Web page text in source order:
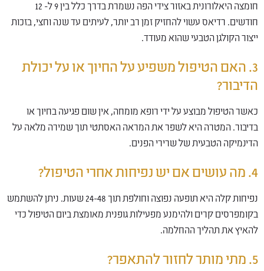
חומצה היאלורונית באזור צידי הפה נשמרת בדרך כלל בין 9 ל- 12
חודשים. רדיאס עשוי להחזיק זמן רב יותר, לעיתים עד שנה וחצי, בזכות
ייצור הקולגן הטבעי שהוא מעודד.
3. האם הטיפול משפיע על החיוך או על יכולת
הדיבור?
כאשר הטיפול מבוצע על ידי רופא מומחה, אין שום פגיעה בחיוך או
בדיבור. המטרה היא לשפר את המראה האסתטי תוך שמירה מלאה על
הדינמיקה הטבעית של שרירי הפנים.
4. מה עושים אם יש נפיחות אחרי הטיפול?
נפיחות קלה היא תופעה נפוצה וחולפת תוך 24-48 שעות. ניתן להשתמש
בקומפרסים קרים ולהימנע מפעילות גופנית מאומצת ביום הטיפול כדי
להאיץ את תהליך ההחלמה.
5. מתי מותר לחזור להתאפר?